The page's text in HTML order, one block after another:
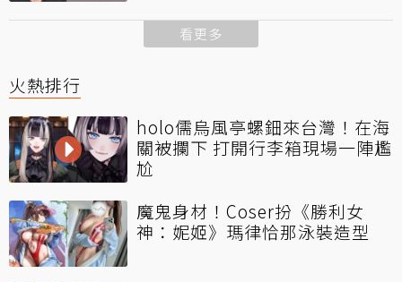
看更多
火熱排行
holo儒烏風亭螺鈿來台灣！在海
關被攔下 打開行李箱現場一陣尷
尬
魔鬼身材！Coser扮《勝利女
神：妮姬》瑪律恰那泳裝造型